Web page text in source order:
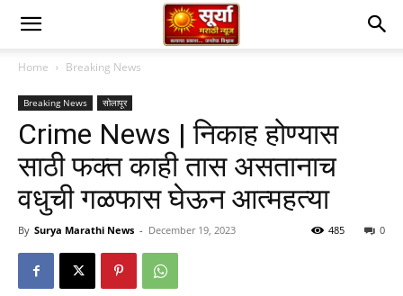
Home Breaking News
Breaking News सोलापूर
Crime News | निकाह होण्यास
साठी फक्त काही तास असतानाच
वधुची गळफास घेऊन आत्महत्या
By Surya Marathi News - December 19, 2023 0
485